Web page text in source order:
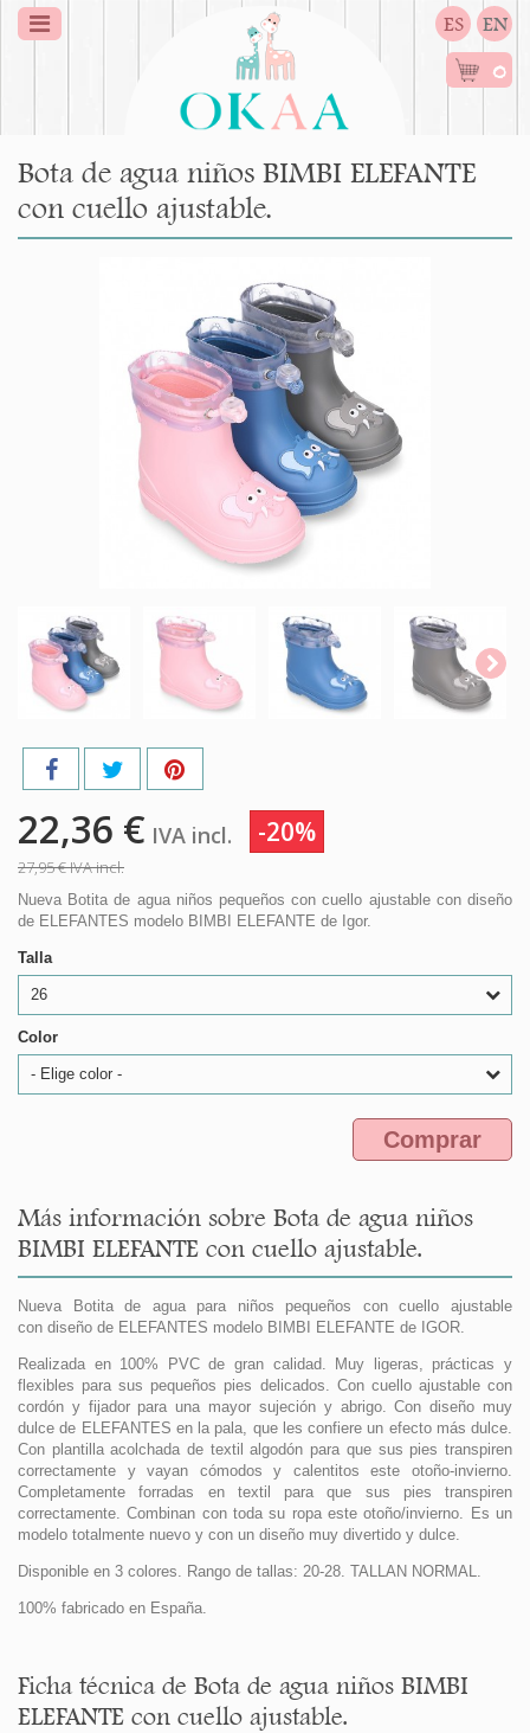
ES EN
0
Bota de agua niños BIMBI ELEFANTE
con cuello ajustable.
22,36 € IVA incl. -20%
27,95 €IVA incl.
Nueva Botita de agua niños pequeños con cuello ajustable con diseño
de ELEFANTES modelo BIMBI ELEFANTE de Igor.
Talla
26
Color
- Elige color -
Comprar
Más información sobre Bota de agua niños
BIMBI ELEFANTE con cuello ajustable.
Nueva Botita de agua para niños pequeños con cuello ajustable
con diseño de ELEFANTES modelo BIMBI ELEFANTE de IGOR.
Realizada en 100% PVC de gran calidad. Muy ligeras, prácticas y
flexibles para sus pequeños pies delicados. Con cuello ajustable con
cordón y fijador para una mayor sujeción y abrigo. Con diseño muy
dulce de ELEFANTES en la pala, que les confiere un efecto más dulce.
Con plantilla acolchada de textil algodón para que sus pies transpiren
correctamente y vayan cómodos y calentitos este otoño-invierno.
Completamente forradas en textil para que sus pies transpiren
correctamente. Combinan con toda su ropa este otoño/invierno. Es un
modelo totalmente nuevo y con un diseño muy divertido y dulce.
Disponible en 3 colores. Rango de tallas: 20-28. TALLAN NORMAL.
100% fabricado en España.
Ficha técnica de Bota de agua niños BIMBI
ELEFANTE con cuello ajustable.